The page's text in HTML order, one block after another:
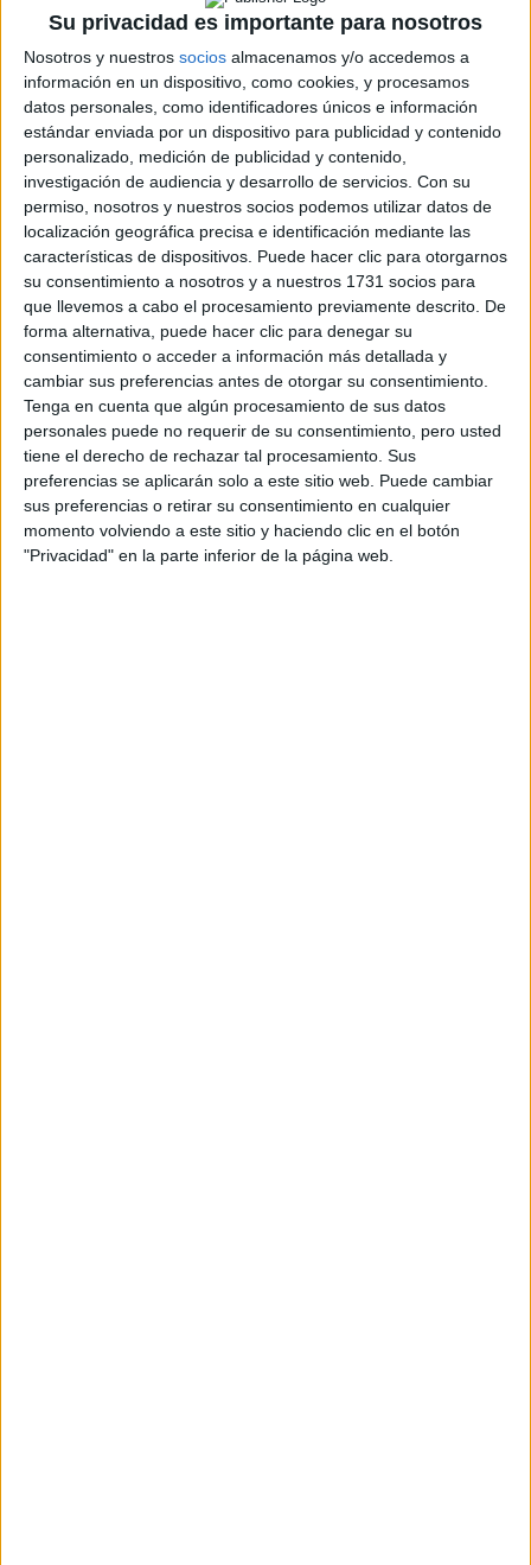
Su privacidad es importante para nosotros
Nosotros y nuestros socios almacenamos y/o accedemos a
información en un dispositivo, como cookies, y procesamos
datos personales, como identificadores únicos e información
estándar enviada por un dispositivo para publicidad y contenido
personalizado, medición de publicidad y contenido,
investigación de audiencia y desarrollo de servicios. Con su
permiso, nosotros y nuestros socios podemos utilizar datos de
localización geográfica precisa e identificación mediante las
características de dispositivos. Puede hacer clic para otorgarnos
su consentimiento a nosotros y a nuestros 1731 socios para
que llevemos a cabo el procesamiento previamente descrito. De
forma alternativa, puede hacer clic para denegar su
consentimiento o acceder a información más detallada y
cambiar sus preferencias antes de otorgar su consentimiento.
Tenga en cuenta que algún procesamiento de sus datos
personales puede no requerir de su consentimiento, pero usted
tiene el derecho de rechazar tal procesamiento. Sus
preferencias se aplicarán solo a este sitio web. Puede cambiar
sus preferencias o retirar su consentimiento en cualquier
momento volviendo a este sitio y haciendo clic en el botón
"Privacidad" en la parte inferior de la página web.
CERT
Internacionales
Campeonatos Autonómicos
Históricos
Dakar
RallyCross
Circuitos
F1
Fórmula E
F2 / F3 / F4
Resistencia
Indycar
Otros
Producto
Producto
Web pensada para poder ofrecer diferentes
productos propios y ajenos para que los
aficionados los puedan adquirir